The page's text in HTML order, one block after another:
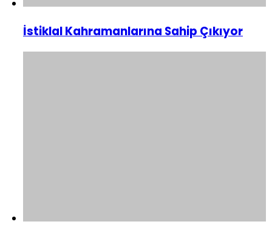
İstiklal Kahramanlarına Sahip Çıkıyor